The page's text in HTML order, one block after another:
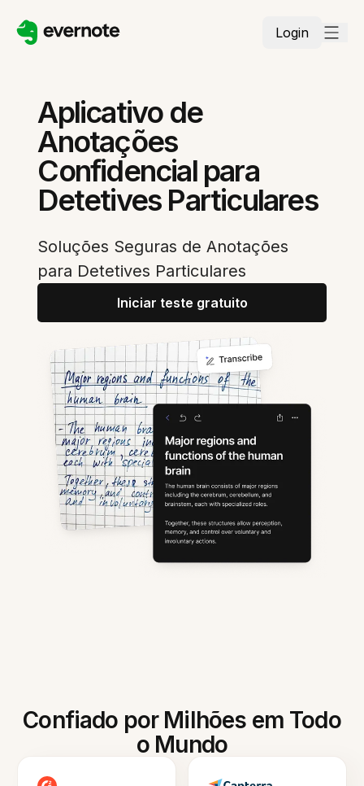
Login
Aplicativo de
Anotações
Confidencial para
Detetives Particulares
Soluções Seguras de Anotações
para Detetives Particulares
Iniciar teste gratuito
Confiado por Milhões em Todo
o Mundo